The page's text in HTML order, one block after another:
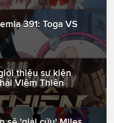
391: Toga VS
thiệu sự kiện
Viêm Thiên